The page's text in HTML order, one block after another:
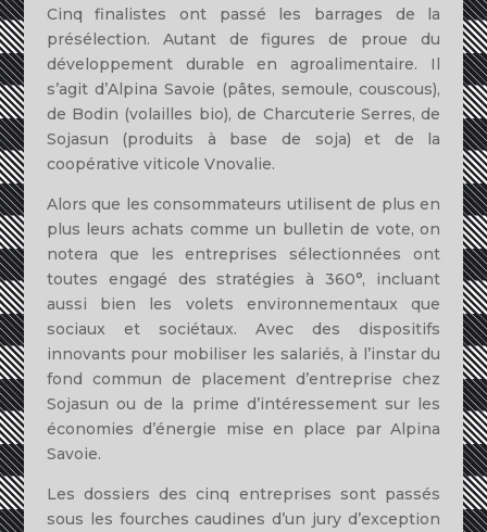
Cinq finalistes ont passé les barrages de la
présélection. Autant de figures de proue du
développement durable en agroalimentaire. Il
s’agit d’Alpina Savoie (pâtes, semoule, couscous),
de Bodin (volailles bio), de Charcuterie Serres, de
Sojasun (produits à base de soja) et de la
coopérative viticole Vnovalie.
Alors que les consommateurs utilisent de plus en
plus leurs achats comme un bulletin de vote, on
notera que les entreprises sélectionnées ont
toutes engagé des stratégies à 360°, incluant
aussi bien les volets environnementaux que
sociaux et sociétaux. Avec des dispositifs
innovants pour mobiliser les salariés, à l’instar du
fond commun de placement d’entreprise chez
Sojasun ou de la prime d’intéressement sur les
économies d’énergie mise en place par Alpina
Savoie.
Les dossiers des cinq entreprises sont passés
sous les fourches caudines d’un jury d’exception